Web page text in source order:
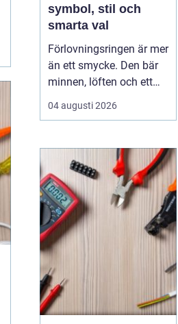
symbol, stil och
smarta val
Förlovningsringen är mer
än ett smycke. Den bär
minnen, löften och ett
vardagsliv tillsammans.
Samtidigt innebär valet
vilket material håller
bäst, hur skiljer sig olika
stilar åt och hur hittar
man rätt storlek utan
stress? Med...
04 augusti 2026